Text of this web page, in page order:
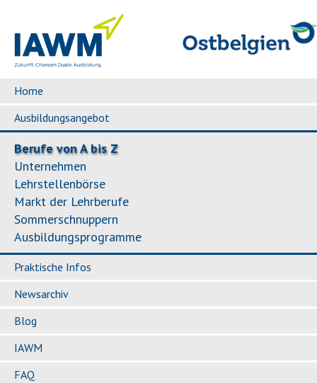
Home
Ausbildungsangebot
Berufe von A bis Z
Unternehmen
Lehrstellenbörse
Markt der Lehrberufe
Sommerschnuppern
Ausbildungsprogramme
Praktische Infos
Newsarchiv
Blog
IAWM
FAQ